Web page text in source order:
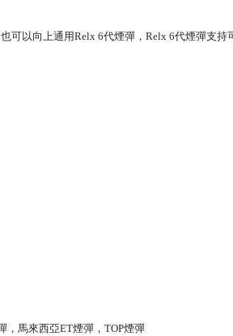
可以向上通用Relx 6代煙彈 ，Relx 6代煙彈支
，馬來西亞ET煙彈，TOP煙彈